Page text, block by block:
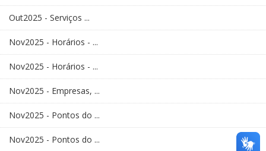
Out2025 - Serviços ...
Nov2025 - Horários - ...
Nov2025 - Horários - ...
Nov2025 - Empresas, ...
Nov2025 - Pontos do ...
Nov2025 - Pontos do ...